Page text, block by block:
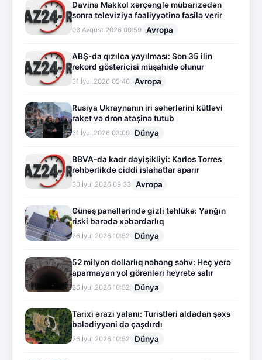
Davina Makkol xərçənglə mübarizədən
sonra televiziya fəaliyyətinə fasilə verir
03.Avqust.2026 00:59 Avropa
ABŞ-da qızılca yayılması: Son 35 ilin
rekord göstəricisi müşahidə olunur
31.İyul.2026 05:46 Avropa
Rusiya Ukraynanın iri şəhərlərini kütləvi
raket və dron atəşinə tutub
31.İyul.2026 03:09 Dünya
BBVA-da kadr dəyişikliyi: Karlos Torres
rəhbərlikdə ciddi islahatlar aparır
30.İyul.2026 09:33 Avropa
Günəş panellərində gizli təhlükə: Yanğın
riski barədə xəbərdarlıq
26.İyul.2026 10:52 Dünya
52 milyon dollarlıq nəhəng səhv: Heç yerə
aparmayan yol görənləri heyrətə salır
26.İyul.2026 10:52 Dünya
Tarixi ərazi yalanı: Turistləri aldadan şəxs
bələdiyyəni də çaşdırdı
26.İyul.2026 10:52 Dünya